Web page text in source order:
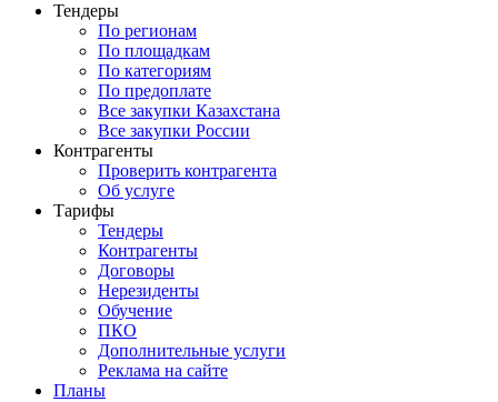
Тендеры
По регионам
По площадкам
По категориям
По предоплате
Все закупки Казахстана
Все закупки России
Контрагенты
Проверить контрагента
Об услуге
Тарифы
Тендеры
Контрагенты
Договоры
Нерезиденты
Обучение
ПКО
Дополнительные услуги
Реклама на сайте
Планы